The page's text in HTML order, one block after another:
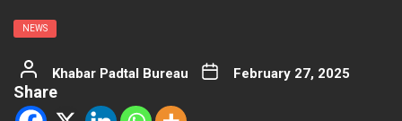
NEWS
Khabar Padtal Bureau February 27, 2025
Share